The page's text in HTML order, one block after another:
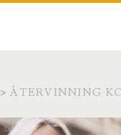
>ÅTERVINNING